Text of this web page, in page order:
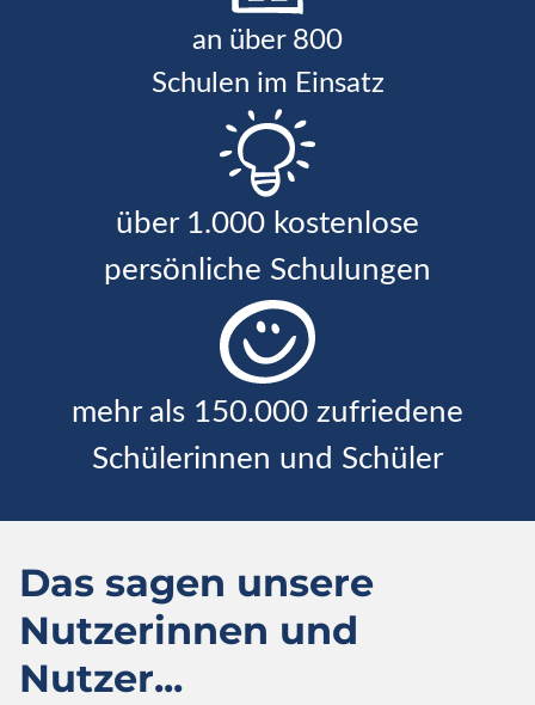
an über 800
Schulen im Einsatz
über 1.000 kostenlose
persönliche Schulungen
mehr als 150.000 zufriedene
Schülerinnen und Schüler
Das sagen unsere
Nutzerinnen und
Nutzer...